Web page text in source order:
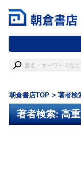
朝倉書店TOP 著者検
著者検索: 高